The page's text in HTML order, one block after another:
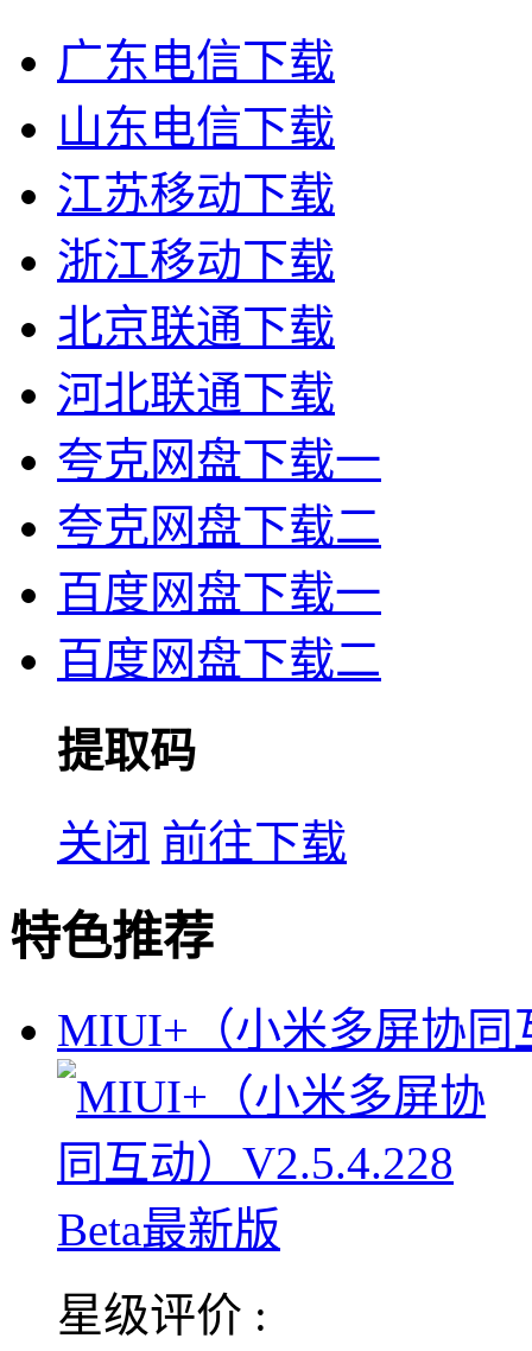
广东电信下载
山东电信下载
江苏移动下载
浙江移动下载
北京联通下载
河北联通下载
夸克网盘下载一
夸克网盘下载二
百度网盘下载一
百度网盘下载二
提取码
关闭 前往下载
特色推荐
MIUI+（小米多屏协同
星级评价 :